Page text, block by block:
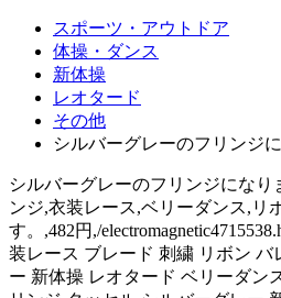
スポーツ・アウトドア
体操・ダンス
新体操
レオタード
その他
シルバーグレーのフリンジ
シルバーグレーのフリンジになり
ンジ,衣装レース,ベリーダンス,リ
す。,482円,/
装レース ブレード 刺繍 リボン
ー 新体操 レオタード ベリーダン